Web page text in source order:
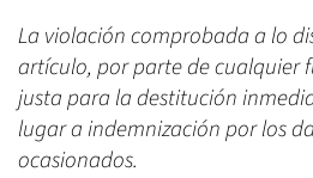
La violación comprobada a lo
artículo, por parte de cualquier
justa para la destitución
lugar a indemnización por los
ocasionados.